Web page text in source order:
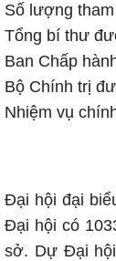
Số lượng
Tổng bí thư
Ban Chấp
Bộ Chính trị
Nhiệm vụ
Đại hội đại
Đại hội có
sở. Dự Đại